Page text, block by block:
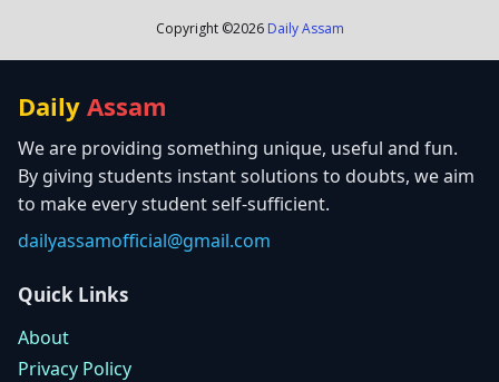
Copyright ©2026 Daily Assam
Daily Assam
We are providing something unique, useful and fun.
By giving students instant solutions to doubts, we aim
to make every student self-sufficient.
dailyassamofficial@gmail.com
Quick Links
About
Privacy Policy